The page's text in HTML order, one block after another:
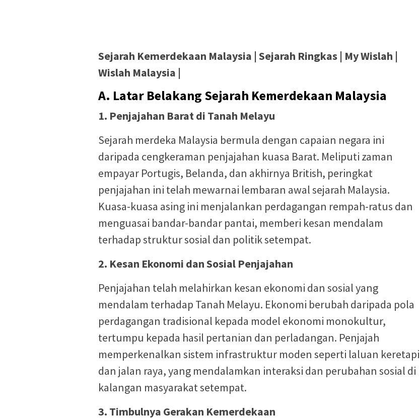
Sejarah Kemerdekaan Malaysia | Sejarah Ringkas | My Wislah |
Wislah Malaysia |
A. Latar Belakang Sejarah Kemerdekaan Malaysia
1. Penjajahan Barat di Tanah Melayu
Sejarah merdeka Malaysia bermula dengan capaian negara ini
daripada cengkeraman penjajahan kuasa Barat. Meliputi zaman
empayar Portugis, Belanda, dan akhirnya British, peringkat
penjajahan ini telah mewarnai lembaran awal sejarah Malaysia.
Kuasa-kuasa asing ini menjalankan perdagangan rempah-ratus dan
menguasai bandar-bandar pantai, memberi kesan mendalam
terhadap struktur sosial dan politik setempat.
2. Kesan Ekonomi dan Sosial Penjajahan
Penjajahan telah melahirkan kesan ekonomi dan sosial yang
mendalam terhadap Tanah Melayu. Ekonomi berubah daripada pola
perdagangan tradisional kepada model ekonomi monokultur,
tertumpu kepada hasil pertanian dan perladangan. Penjajah
memperkenalkan sistem infrastruktur moden seperti laluan keretapi
dan jalan raya, yang mendalamkan interaksi dan perubahan sosial di
kalangan masyarakat setempat.
3. Timbulnya Gerakan Kemerdekaan